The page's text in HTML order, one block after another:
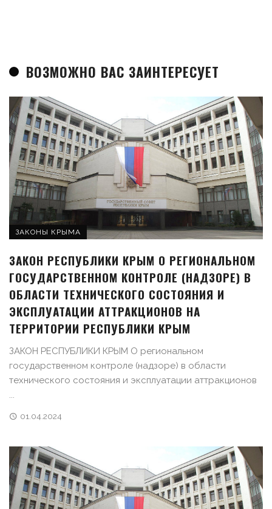
ВОЗМОЖНО ВАС ЗАИНТЕРЕСУЕТ
ЗАКОНЫ КРЫМА
ЗАКОН РЕСПУБЛИКИ КРЫМ О РЕГИОНАЛЬНОМ
ГОСУДАРСТВЕННОМ КОНТРОЛЕ (НАДЗОРЕ) В
ОБЛАСТИ ТЕХНИЧЕСКОГО СОСТОЯНИЯ И
ЭКСПЛУАТАЦИИ АТТРАКЦИОНОВ НА
ТЕРРИТОРИИ РЕСПУБЛИКИ КРЫМ
ЗАКОН РЕСПУБЛИКИ КРЫМ О региональном
государственном контроле (надзоре) в области
технического состояния и эксплуатации аттракционов
...
01.04.2024